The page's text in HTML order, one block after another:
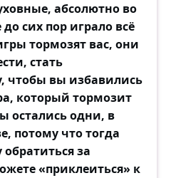
абсолютно во
сих пор играло всё
тормозят вас, они
стать
чтобы вы избавились
который тормозит
остались одни, в
потому что тогда
за
«приклеиться» к